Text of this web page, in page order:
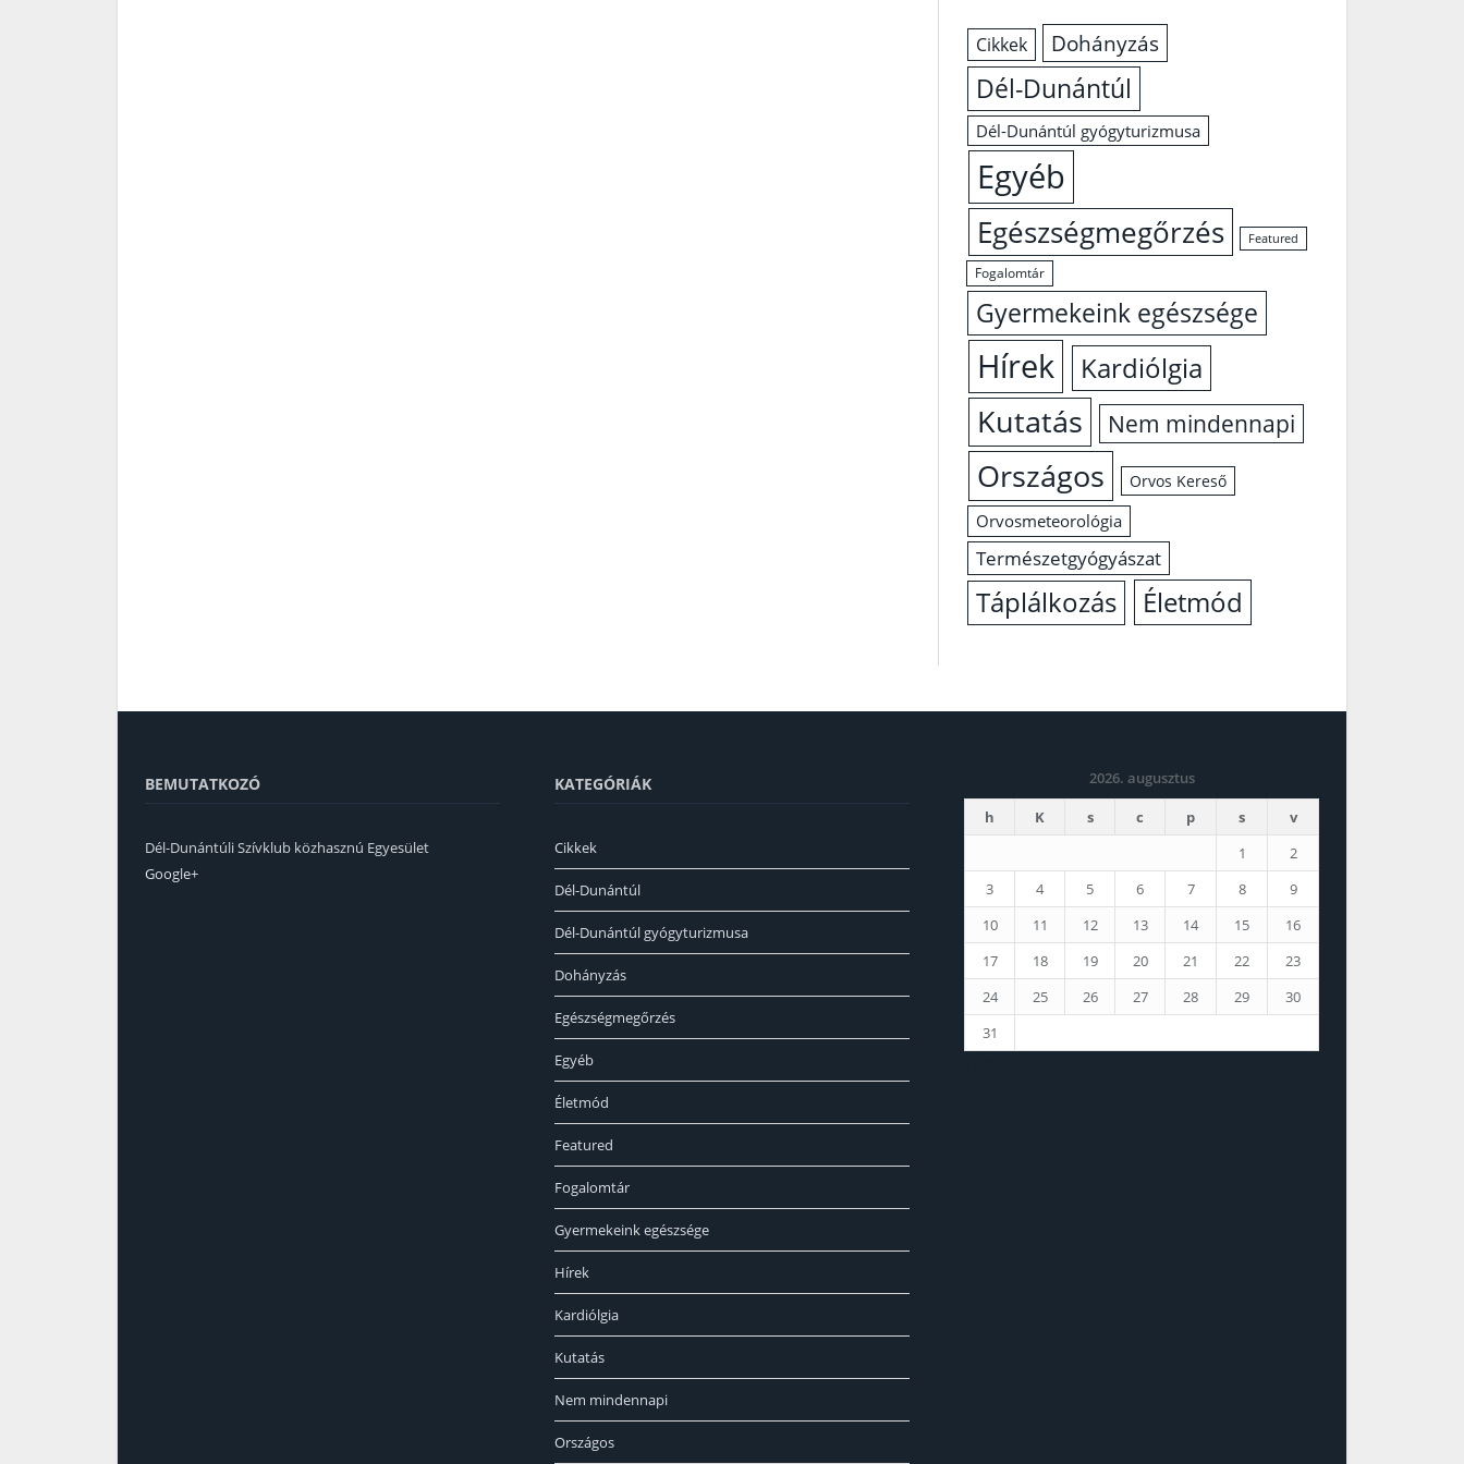
Cikkek Dohányzás
Dél-Dunántúl
Dél-Dunántúl gyógyturizmusa
Egyéb
Egészségmegőrzés Featured
Fogalomtár
Gyermekeink egészsége
Hírek Kardiólgia
Kutatás Nem mindennapi
Országos Orvos Kereső
Orvosmeteorológia
Természetgyógyászat
Táplálkozás Életmód
BEMUTATKOZÓ
Dél-Dunántúli Szívklub közhasznú Egyesület
Google+
KATEGÓRIÁK
Cikkek
Dél-Dunántúl
Dél-Dunántúl gyógyturizmusa
Dohányzás
Egészségmegőrzés
Egyéb
Életmód
Featured
Fogalomtár
Gyermekeink egészsége
Hírek
Kardiólgia
Kutatás
Nem mindennapi
Országos
2026. augusztus
h
K s c p s
v
1
2
3
4 5 6 7 8
9
10
11 12 13 14 15
16
17
18 19 20 21 22
23
24
25 26 27 28 29
30
31